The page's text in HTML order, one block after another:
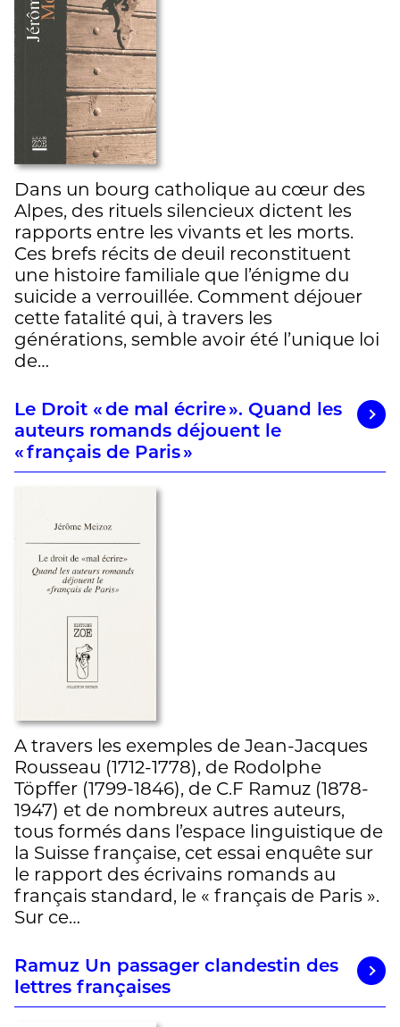
Dans un bourg catholique au cœur des
Alpes, des rituels silencieux dictent les
rapports entre les vivants et les morts.
Ces brefs récits de deuil reconstituent
une histoire familiale que l’énigme du
suicide a verrouillée. Comment déjouer
cette fatalité qui, à travers les
générations, semble avoir été l’unique loi
de…
Le Droit « de mal écrire ». Quand les
auteurs romands déjouent le
« français de Paris »
A travers les exemples de Jean-Jacques
Rousseau (1712-1778), de Rodolphe
Töpffer (1799-1846), de C.F Ramuz (1878-
1947) et de nombreux autres auteurs,
tous formés dans l’espace linguistique de
la Suisse française, cet essai enquête sur
le rapport des écrivains romands au
français standard, le « français de Paris ».
Sur ce…
Ramuz Un passager clandestin des
lettres françaises